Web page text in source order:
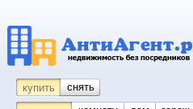
купить снять